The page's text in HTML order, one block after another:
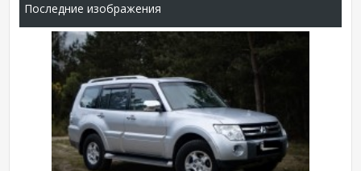
Последние изображения